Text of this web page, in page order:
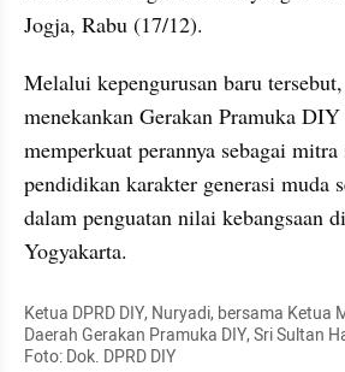
Jogja, Rabu (17/12).
Melalui kepengurusan baru
menekankan Gerakan Pramuka
memperkuat perannya sebagai mitra
pendidikan karakter generasi muda
dalam penguatan nilai kebangsaan
Yogyakarta.
Ketua DPRD DIY, Nuryadi, bersama Ketua
Daerah Gerakan Pramuka DIY, Sri Sultan
Foto: Dok. DPRD DIY